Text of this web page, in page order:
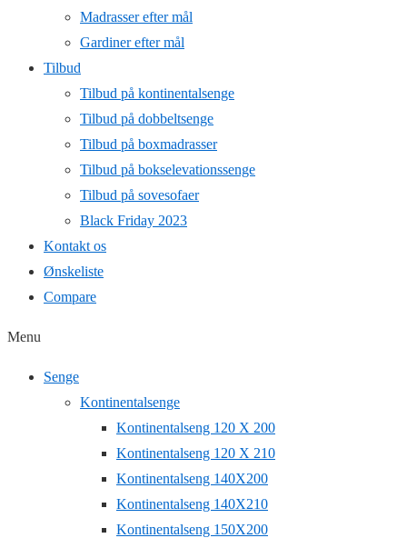
Madrasser efter mål
Gardiner efter mål
Tilbud
Tilbud på kontinentalsenge
Tilbud på dobbeltsenge
Tilbud på boxmadrasser
Tilbud på bokselevationssenge
Tilbud på sovesofaer
Black Friday 2023
Kontakt os
Ønskeliste
Compare
Menu
Senge
Kontinentalsenge
Kontinentalseng 120 X 200
Kontinentalseng 120 X 210
Kontinentalseng 140X200
Kontinentalseng 140X210
Kontinentalseng 150X200